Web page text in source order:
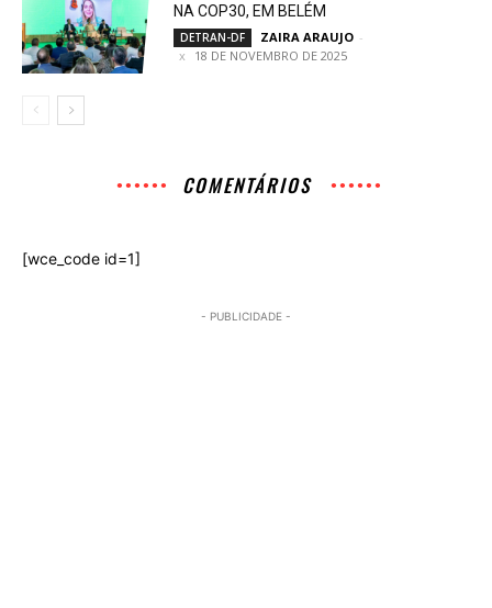
NA COP30, EM BELÉM
DETRAN-DF ZAIRA ARAUJO -
18 DE NOVEMBRO DE 2025
COMENTÁRIOS
[wce_code id=1]
- PUBLICIDADE -